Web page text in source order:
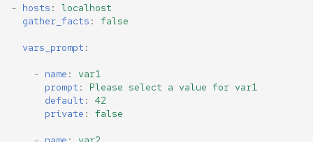
- hosts :
localhost
gather_facts : false
vars_prompt :
- name :
var1
prompt :
Please select a value for var1
default :
42
private : false